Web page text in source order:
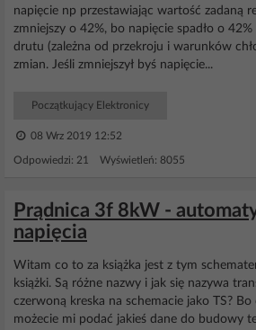
napięcie np przestawiając wartość zadaną
zmniejszy o 42%, bo napięcie spadło o
drutu (zależna od przekroju i warunków
zmian. Jeśli zmniejszył byś napięcie...
Początkujący Elektronicy
08 Wrz 2019 12:52
Odpowiedzi: 21 Wyświetleń: 8055
Prądnica 3f 8kW -
napięcia
Witam co to za książka jest z tym
książki. Są różne nazwy i jak się nazywa
czerwoną kreska na schemacie jako TS?
możecie mi podać jakieś dane do budowy